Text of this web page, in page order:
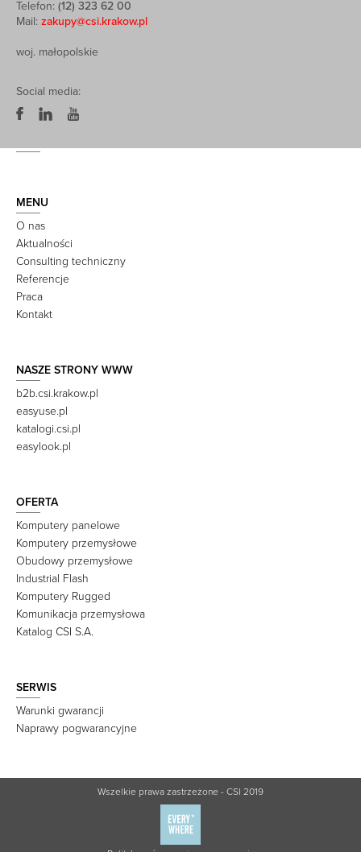
Telefon: (12) 323 62 00
Mail: zakupy@csi.krakow.pl
woj. małopolskie
Social media:
MENU
O nas
Aktualności
Consulting techniczny
Referencje
Praca
Kontakt
NASZE STRONY WWW
b2b.csi.krakow.pl
easyuse.pl
katalogi.csi.pl
easylook.pl
OFERTA
Komputery panelowe
Komputery przemysłowe
Obudowy przemysłowe
Industrial Flash
Komputery Rugged
Komunikacja przemysłowa
Katalog CSI S.A.
SERWIS
Warunki gwarancji
Naprawy pogwarancyjne
Wszelkie prawa zastrzeżone - CSI 2019